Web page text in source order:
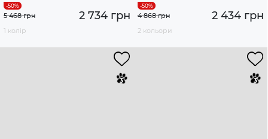
2 734 грн
5 468 грн
1 колір
2 434 грн
4 868 грн
2 кольори